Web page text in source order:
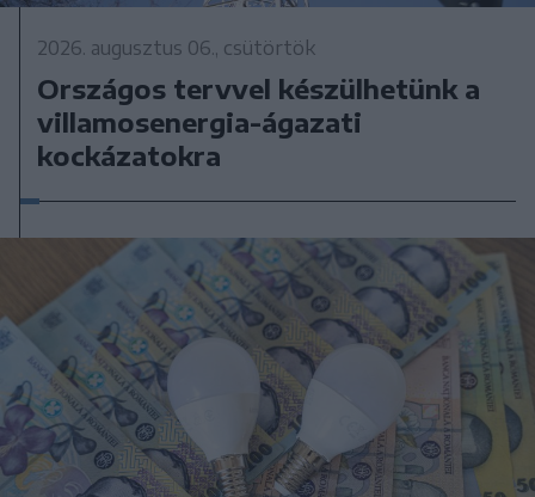
2026. augusztus 06., csütörtök
Országos tervvel készülhetünk a
villamosenergia-ágazati
kockázatokra